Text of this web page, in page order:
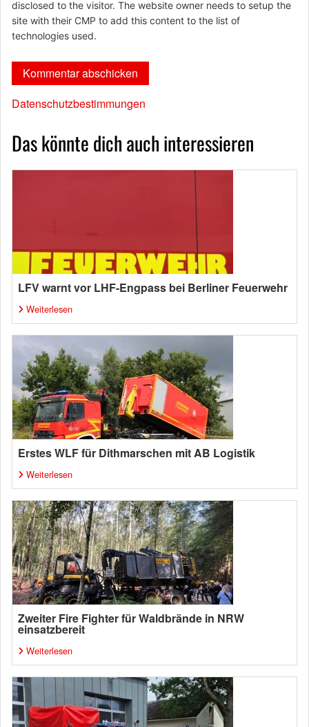
disclosed to the visitor. The website owner needs to setup the
site with their CMP to add this content to the list of
technologies used.
Datenschutzbestimmungen
Das könnte dich auch interessieren
LFV warnt vor LHF-Engpass bei Berliner Feuerwehr
Weiterlesen
Erstes WLF für Dithmarschen mit AB Logistik
Weiterlesen
Zweiter Fire Fighter für Waldbrände in NRW
einsatzbereit
Weiterlesen